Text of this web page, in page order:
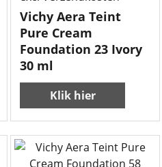
Vichy Aera Teint
Pure Cream
Foundation 23 Ivory
30 ml
Klik hier